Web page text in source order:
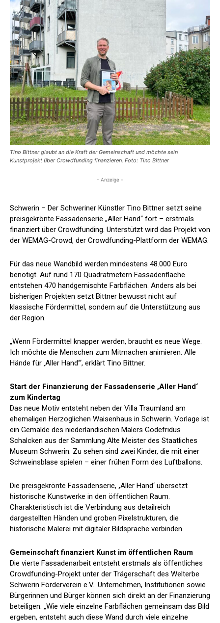
Tino Bittner glaubt an die Kraft der Gemeinschaft und möchte sein
Kunstprojekt über Crowdfunding finanzieren. Foto: Tino Bittner
- Anzeige -
Schwerin – Der Schweriner Künstler Tino Bittner setzt seine
preisgekrönte Fassadenserie „Aller Hand“ fort – erstmals
finanziert über Crowdfunding. Unterstützt wird das Projekt von
der WEMAG-Crowd, der Crowdfunding-Plattform der WEMAG.
Für das neue Wandbild werden mindestens 48.000 Euro
benötigt. Auf rund 170 Quadratmetern Fassadenfläche
entstehen 470 handgemischte Farbflächen. Anders als bei
bisherigen Projekten setzt Bittner bewusst nicht auf
klassische Fördermittel, sondern auf die Unterstützung aus
der Region.
„Wenn Fördermittel knapper werden, braucht es neue Wege.
Ich möchte die Menschen zum Mitmachen animieren: Alle
Hände für ‚Aller Hand‘“, erklärt Tino Bittner.
Start der Finanzierung der Fassadenserie ,Aller Hand‘
zum Kindertag
Das neue Motiv entsteht neben der Villa Traumland am
ehemaligen Herzoglichen Waisenhaus in Schwerin. Vorlage ist
ein Gemälde des niederländischen Malers Godefridus
Schalcken aus der Sammlung Alte Meister des Staatliches
Museum Schwerin. Zu sehen sind zwei Kinder, die mit einer
Schweinsblase spielen – einer frühen Form des Luftballons.
Die preisgekrönte Fassadenserie, ‚Aller Hand‘ übersetzt
historische Kunstwerke in den öffentlichen Raum.
Charakteristisch ist die Verbindung aus detailreich
dargestellten Händen und groben Pixelstrukturen, die
historische Malerei mit digitaler Bildsprache verbinden.
Gemeinschaft finanziert Kunst im öffentlichen Raum
Die vierte Fassadenarbeit entsteht erstmals als öffentliches
Crowdfunding-Projekt unter der Trägerschaft des Welterbe
Schwerin Förderverein e.V.. Unternehmen, Institutionen sowie
Bürgerinnen und Bürger können sich direkt an der Finanzierung
beteiligen. „Wie viele einzelne Farbflächen gemeinsam das Bild
ergeben, entsteht auch diese Wand durch viele einzelne